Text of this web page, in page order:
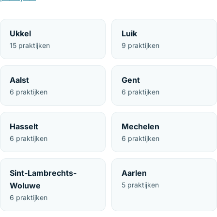
Ukkel
15 praktijken
Luik
9 praktijken
Aalst
6 praktijken
Gent
6 praktijken
Hasselt
6 praktijken
Mechelen
6 praktijken
Sint-Lambrechts-
Woluwe
6 praktijken
Aarlen
5 praktijken